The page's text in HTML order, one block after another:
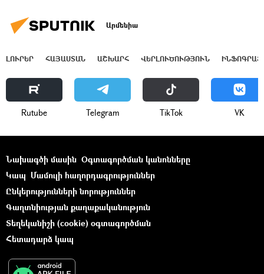
Արմենիա
ԼՈՒՐԵՐ ՀԱՅԱՍՏԱՆ ԱՇԽԱՐՀ ՎԵՐԼՈՒԾՈՒԹՅՈՒՆ
Rutube Telegram ТikТоk VK
Նախագծի մասին Օգտագործման կանոնները
Կապ Մամուլի հաղորդագրություններ
Ընկերությունների նորություններ
Գաղտնիության քաղաքականություն
Տեղեկանիշի (cookie) օգտագործման
Հետադարձ կապ